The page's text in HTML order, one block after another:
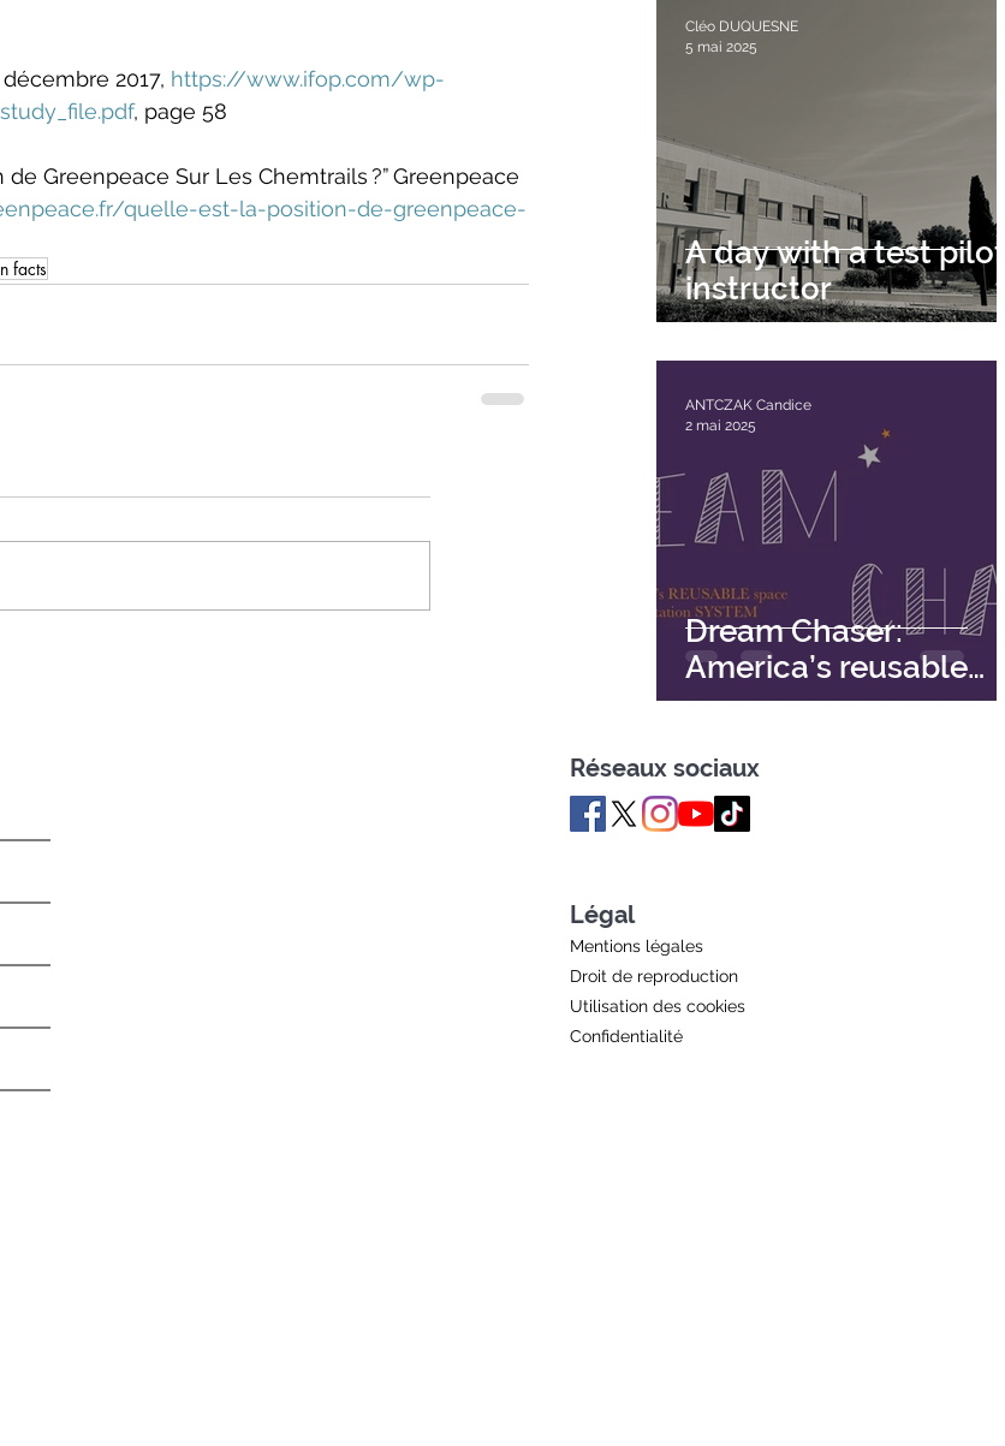
2017, https://www.ifop.com/wp-
, page 58
Greenpeace Sur Les Chemtrails ?” Greenpeace
quelle-est-la-position-de-greenpeace-
facts
A day with a test pilot
instructor
Cléo DUQUESNE
5 mai 2025
Dream Chaser:
America’s reusable
space transportation
ANTCZAK Candice
2 mai 2025
Réseaux sociaux
Légal
Mentions légales
Droit de reproduction
Utilisation des cookies
Confidentialité